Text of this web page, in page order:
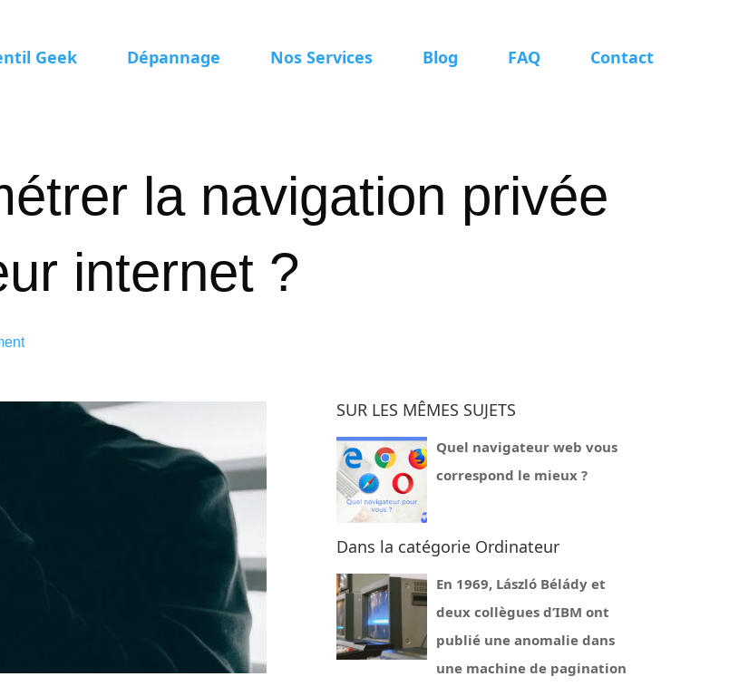
Geek Dépannage Nos Services Blog FAQ Contact
la navigation privée
internet ?
SUR LES MÊMES SUJETS
Quel navigateur web vous
correspond le mieux ?
Dans la catégorie Ordinateur
En 1969, László Bélády et
deux collègues d’IBM ont
publié une anomalie dans
une machine de pagination